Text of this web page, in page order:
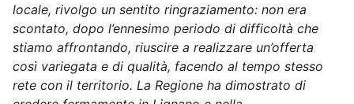
locale, rivolgo un sentito ringraziamento: non era
scontato, dopo l’ennesimo periodo di difficoltà che
stiamo affrontando, riuscire a realizzare un’offerta
così variegata e di qualità, facendo al tempo stesso
rete con il territorio. La Regione ha dimostrato di